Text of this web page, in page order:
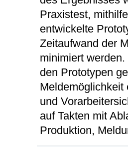
Praxistest,
entwickelte
Zeitaufwand der
minimiert
den Prototypen
Meldemöglichkeit
und
auf Takten mit
Produktion,